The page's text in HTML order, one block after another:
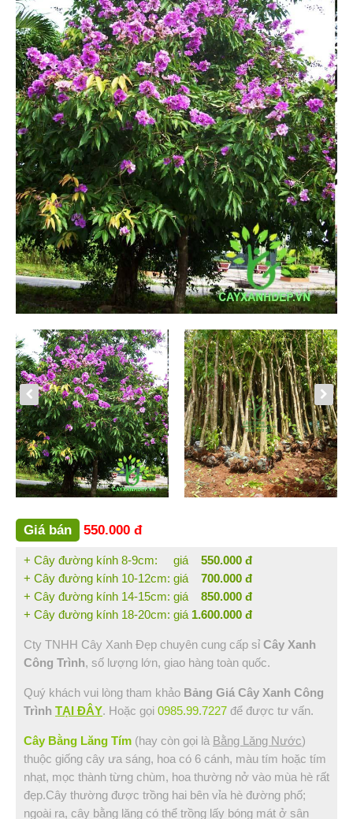
Cỏ Thảm (6)
Cây Ăn Trái (9)
Cây Giống Ăn Trái (30)
Phân Và Đất (5)
Dự Án (36)
Tây Ninh (1)
Bình Dương (1)
Long An (1)
Ninh Thuận (1)
Tiền Giang (1)
Lâm Đồng (1)
Tp Hồ Chí Minh (14)
Kiên Giang (4)
Bến Tre (3)
Nha Trang (0)
Bình Thuận (2)
Bạc Liêu (1)
Đồng Nai (3)
Vũng Tàu (1)
Sóc Trăng (1)
Hậu Giang (1)
Tin Tức
Giá bán 550.000 đ
+ Cây đường kính 8-9cm: giá
550.000 đ
+ Cây đường kính 10-12cm: giá 700.000 đ
+ Cây đường kính 14-15cm: giá 850.000 đ
+ Cây đường kính 18-20cm: giá 1.600.000 đ
Cty TNHH Cây Xanh Đẹp chuyên cung cấp sỉ Cây Xanh
Công Trình, số lượng lớn, giao hàng toàn quốc.
Quý khách vui lòng tham khảo Bảng Giá Cây Xanh Công
Trình TẠI ĐÂY. Hoặc gọi 0985.99.7227 để được tư vấn.
Cây Bằng Lăng Tím (hay còn gọi là Bằng Lăng Nước)
thuộc giống cây ưa sáng, hoa có 6 cánh, màu tím hoặc tím
nhạt, mọc thành từng chùm, hoa thường nở vào mùa hè rất
đẹp.Cây thường được trồng hai bên vỉa hè đường phố;
ngoài ra, cây bằng lăng có thể trồng lấy bóng mát ở sân